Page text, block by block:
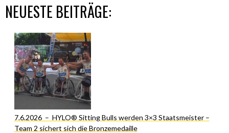
NEUESTE BEITRÄGE:
7.6.2026 – HYLO® Sitting Bulls werden 3×3 Staatsmeister –
Team 2 sichert sich die Bronzemedaille